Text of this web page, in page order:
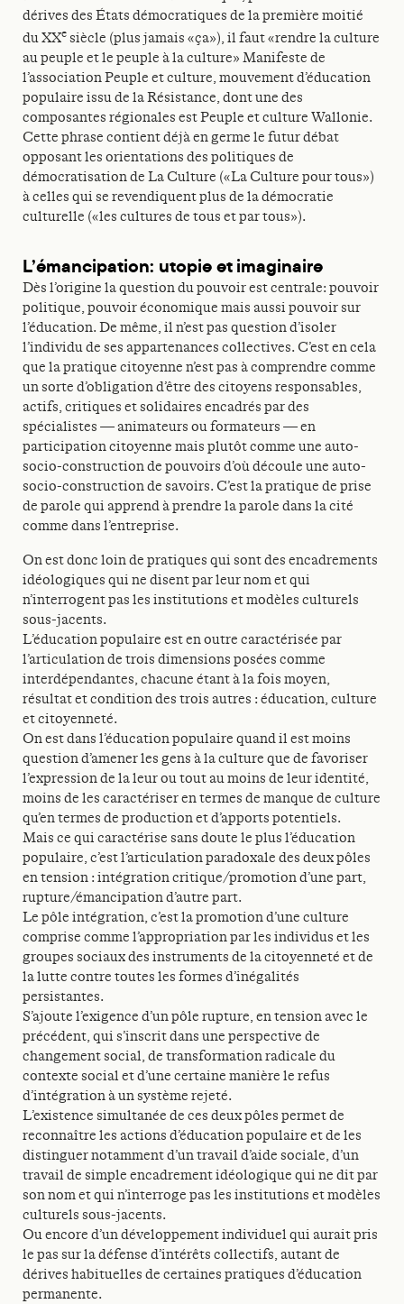
dérives des États démocratiques de la première moitié
du XXe siècle (plus jamais «ça»), il faut «rendre la culture
au peuple et le peuple à la culture» Manifeste de
l’association Peuple et culture, mouvement d’éducation
populaire issu de la Résistance, dont une des
composantes régionales est Peuple et culture Wallonie.
Cette phrase contient déjà en germe le futur débat
opposant les orientations des politiques de
démocratisation de La Culture («La Culture pour tous»)
à celles qui se revendiquent plus de la démocratie
culturelle («les cultures de tous et par tous»).
L’émancipation: utopie et imaginaire
Dès l’origine la question du pouvoir est centrale: pouvoir
politique, pouvoir économique mais aussi pouvoir sur
l’éducation. De même, il n’est pas question d’isoler
l’individu de ses appartenances collectives. C’est en cela
que la pratique citoyenne n’est pas à comprendre comme
un sorte d’obligation d’être des citoyens responsables,
actifs, critiques et solidaires encadrés par des
spécialistes — animateurs ou formateurs — en
participation citoyenne mais plutôt comme une auto-
socio-construction de pouvoirs d’où découle une auto-
socio-construction de savoirs. C’est la pratique de prise
de parole qui apprend à prendre la parole dans la cité
comme dans l’entreprise.
On est donc loin de pratiques qui sont des encadrements
idéologiques qui ne disent par leur nom et qui
n’interrogent pas les institutions et modèles culturels
sous-jacents.
L’éducation populaire est en outre caractérisée par
l’articulation de trois dimensions posées comme
interdépendantes, chacune étant à la fois moyen,
résultat et condition des trois autres : éducation, culture
et citoyenneté.
On est dans l’éducation populaire quand il est moins
question d’amener les gens à la culture que de favoriser
l’expression de la leur ou tout au moins de leur identité,
moins de les caractériser en termes de manque de culture
qu’en termes de production et d’apports potentiels.
Mais ce qui caractérise sans doute le plus l’éducation
populaire, c’est l’articulation paradoxale des deux pôles
en tension : intégration critique/promotion d’une part,
rupture/émancipation d’autre part.
Le pôle intégration, c’est la promotion d’une culture
comprise comme l’appropriation par les individus et les
groupes sociaux des instruments de la citoyenneté et de
la lutte contre toutes les formes d’inégalités
persistantes.
S’ajoute l’exigence d’un pôle rupture, en tension avec le
précédent, qui s’inscrit dans une perspective de
changement social, de transformation radicale du
contexte social et d’une certaine manière le refus
d’intégration à un système rejeté.
L’existence simultanée de ces deux pôles permet de
reconnaître les actions d’éducation populaire et de les
distinguer notamment d’un travail d’aide sociale, d’un
travail de simple encadrement idéologique qui ne dit par
son nom et qui n’interroge pas les institutions et modèles
culturels sous-jacents.
Ou encore d’un développement individuel qui aurait pris
le pas sur la défense d’intérêts collectifs, autant de
dérives habituelles de certaines pratiques d’éducation
permanente.